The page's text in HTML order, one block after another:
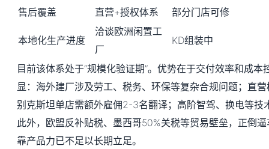
售后覆盖 直营+授权体系 部分门店可修
本地化生产进度
洽谈欧洲闲置工
厂
KD组装中
目前该体系处于“规模化验证期”。优势在于交付效率和成
显：海外建厂涉及劳工、税务、环保等复杂合规问题；直
别克斯坦单店需额外雇佣2-3名翻译；高阶智驾、换电等技
此外，欧盟反补贴税、墨西哥50%关税等贸易壁垒，正倒
靠产品力已不足以长期立足。